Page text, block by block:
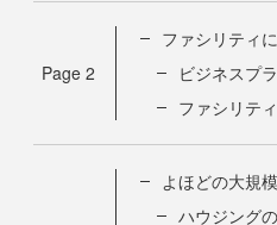
Page 2
ファシリティ
ビジネスプ
ファシリテ
よほどの大規
ハウジング